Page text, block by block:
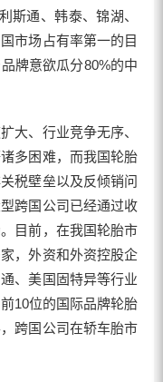
斯通、韩泰、锦湖、
市场占有率第一的目
牌意欲瓜分80%的中
、行业竞争无序、
多困难，而我国轮胎
税壁垒以及反倾销问
跨国公司已经通过收
目前，在我国轮胎市
，外资和外资控股企
、美国固特异等行业
10位的国际品牌轮胎
跨国公司在轿车胎市